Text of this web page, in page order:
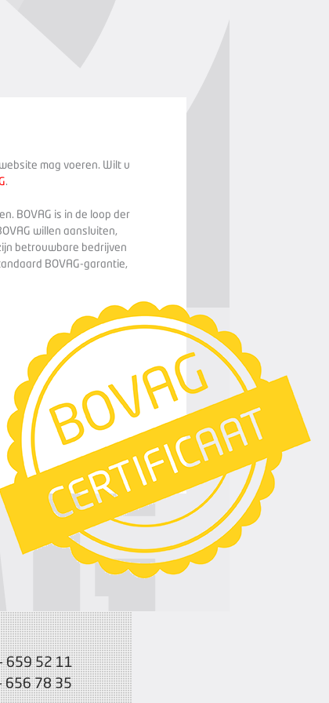
mag voeren. Wilt u
.
BOVAG is in de loop der
willen aansluiten,
betrouwbare bedrijven
BOVAG-garantie,
659 52 11
656 78 35